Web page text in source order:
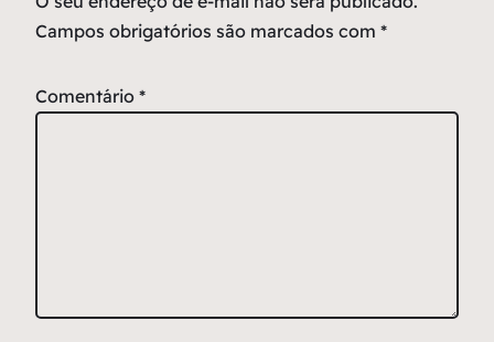
Campos obrigatórios são marcados com *
Comentário *